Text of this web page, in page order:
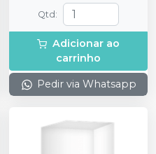
Qtd :
Adicionar ao
carrinho
Pedir via Whatsapp